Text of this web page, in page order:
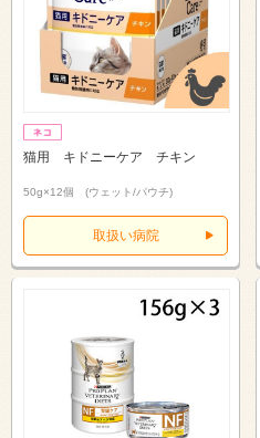
猫用 キドニーケア チキン
50g×12個 (ウェット/パウチ)
取扱い病院